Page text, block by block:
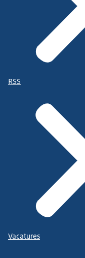
RSS
Vacatures